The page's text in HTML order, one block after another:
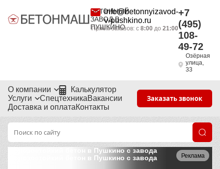
БЕТОННЫЙ
ЗАВОД В
ПУШКИНО
info@betonnyizavod-
v-pushkino.ru
Приём заказов: с8:00 до21:00
+7
(495)
108-
49-72
Озёрная
улица,
33
О компании
Калькулятор
Услуги
СпецтехникаВакансии
Доставка и оплатаКонтакты
Заказать звонок
Реклама
Морозостойкий бетон в Пушкино с завода
Морозостойкий бетон в Пушкино с завода